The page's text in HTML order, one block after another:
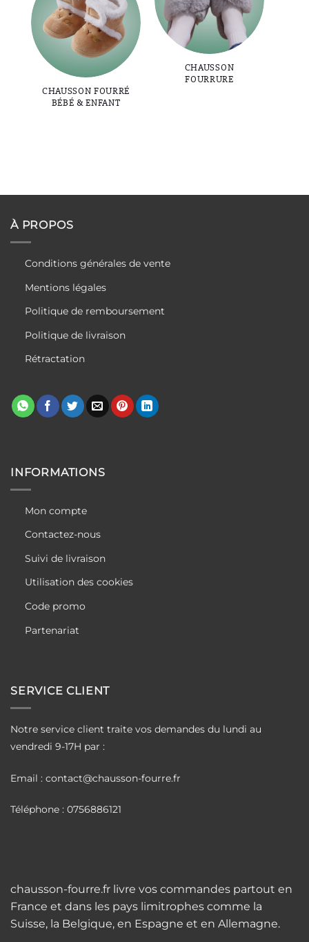
CHAUSSON
FOURRURE
CHAUSSON FOURRÉ
BÉBÉ & ENFANT
À PROPOS
Conditions générales de vente
Mentions légales
Politique de remboursement
Politique de livraison
Rétractation
INFORMATIONS
Mon compte
Contactez-nous
Suivi de livraison
Utilisation des cookies
Code promo
Partenariat
SERVICE CLIENT
Notre service client traite vos demandes du lundi au
vendredi 9-17H par :
Email : contact@chausson-fourre.fr
Téléphone : 0756886121
chausson-fourre.fr livre vos commandes partout en
France et dans les pays limitrophes comme la
Suisse, la Belgique, en Espagne et en Allemagne.